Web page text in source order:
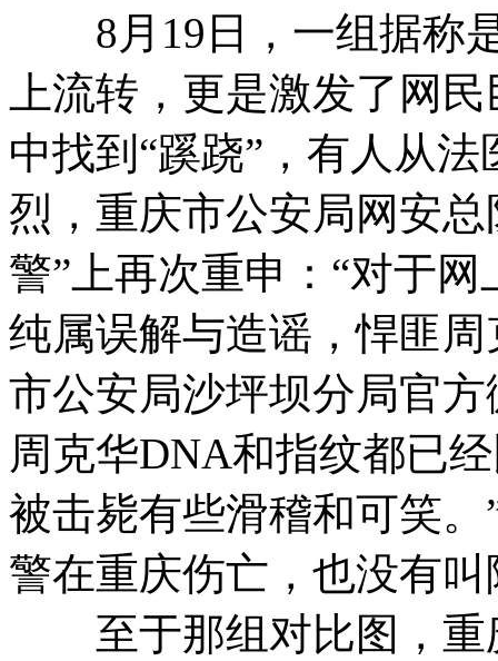
8月19日，一组据称是
上流转，更是激发了网
中找到“蹊跷”，有人从
烈，重庆市公安局网安
警”上再次重申：“对于
纯属误解与造谣，悍匪
市公安局沙坪坝分局官
周克华DNA和指纹都已
被击毙有些滑稽和可笑
警在重庆伤亡，也没有
至于那组对比图，重